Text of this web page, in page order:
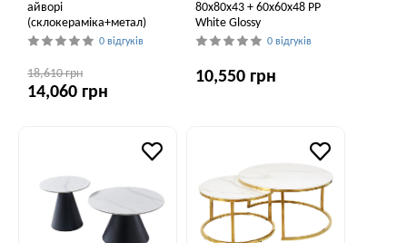
айворі
(склокераміка+метал)
0 відгуків
18,610 грн
14,060 грн
80х80х43 + 60х60х48 PP
White Glossy
0 відгуків
10,550 грн